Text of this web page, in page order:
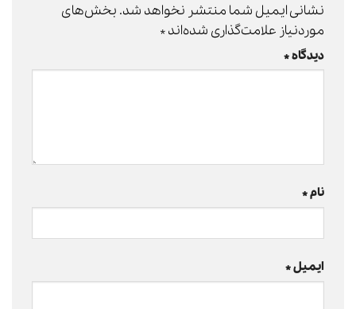
نشانی ایمیل شما منتشر نخواهد شد. بخش‌های
موردنیاز علامت‌گذاری شده‌اند*
دیدگاه*
نام*
ایمیل*